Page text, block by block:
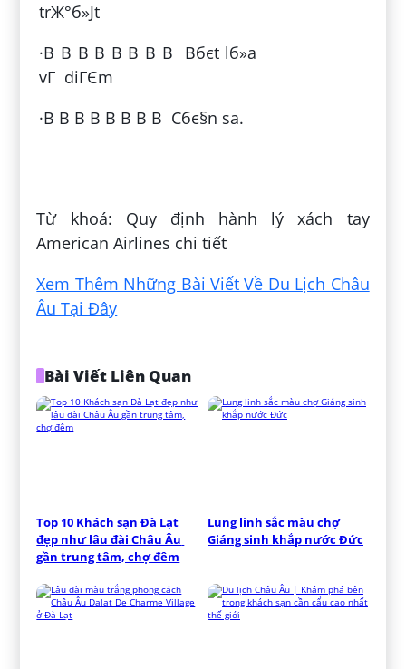
trЖ°б»Јt
·В В В В В В В В Bбє­t lб»­a
vГ diГЄm
·В В В В В В В В Cбє§n sa.
Từ khoá: Quy định hành lý xách tay
American Airlines chi tiết
Xem Thêm Những Bài Viết Về Du Lịch Châu
Âu Tại Đây
Bài Viết Liên Quan
Top 10 Khách sạn Đà Lạt
đẹp như lâu đài Châu Âu
gần trung tâm, chợ đêm
Lung linh sắc màu chợ
Giáng sinh khắp nước Đức